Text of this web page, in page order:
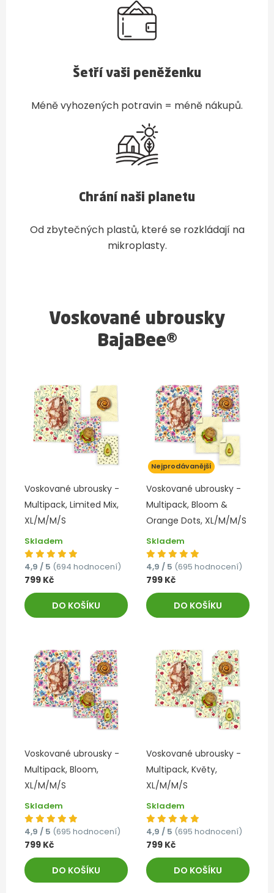
Šetří vaši peněženku
Méně vyhozených potravin = méně nákupů.
Chrání naši planetu
Od zbytečných plastů, které se rozkládají na
mikroplasty.
Voskované ubrousky
BajaBee®
Voskované ubrousky -
Multipack, Limited Mix,
XL/M/M/S
Skladem
4,9 / 5 (694 hodnocení)
799 Kč
DO KOŠÍKU
Nejprodávanější
Voskované ubrousky -
Multipack, Bloom &
Orange Dots, XL/M/M/S
Skladem
4,9 / 5 (695 hodnocení)
799 Kč
DO KOŠÍKU
Voskované ubrousky -
Multipack, Bloom,
XL/M/M/S
Skladem
4,9 / 5 (695 hodnocení)
799 Kč
DO KOŠÍKU
Voskované ubrousky -
Multipack, Květy,
XL/M/M/S
Skladem
4,9 / 5 (695 hodnocení)
799 Kč
DO KOŠÍKU